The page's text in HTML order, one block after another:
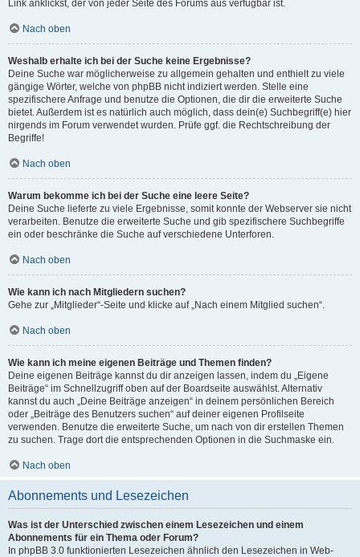
Link anklickst, der von jeder Seite des Forums aus verfügbar ist.
Nach oben
Weshalb erhalte ich bei der Suche keine Ergebnisse?
Deine Suche war möglicherweise zu allgemein gehalten und enthielt zu viele
gängige Wörter, welche von phpBB nicht indiziert werden. Stelle eine
spezifischere Anfrage und benutze die Optionen, die dir die erweiterte Suche
bietet. Außerdem ist es natürlich auch möglich, dass dein(e) Suchbegriff(e) hier
nirgends im Forum verwendet wurden. Prüfe ggf. die Rechtschreibung der
Begriffe!
Nach oben
Warum bekomme ich bei der Suche eine leere Seite?
Deine Suche lieferte zu viele Ergebnisse, somit konnte der Webserver sie nicht
verarbeiten. Benutze die erweiterte Suche und gib spezifischere Suchbegriffe
ein oder beschränke die Suche auf verschiedene Unterforen.
Nach oben
Wie kann ich nach Mitgliedern suchen?
Gehe zur „Mitglieder“-Seite und klicke auf „Nach einem Mitglied suchen“.
Nach oben
Wie kann ich meine eigenen Beiträge und Themen finden?
Deine eigenen Beiträge kannst du dir anzeigen lassen, indem du „Eigene
Beiträge“ im Schnellzugriff oben auf der Boardseite auswählst. Alternativ
kannst du auch „Deine Beiträge anzeigen“ in deinem persönlichen Bereich
oder „Beiträge des Benutzers suchen“ auf deiner eigenen Profilseite
verwenden. Benutze die erweiterte Suche, um nach von dir erstellen Themen
zu suchen. Trage dort die entsprechenden Optionen in die Suchmaske ein.
Nach oben
Abonnements und Lesezeichen
Was ist der Unterschied zwischen einem Lesezeichen und einem
Abonnements für ein Thema oder Forum?
In phpBB 3.0 funktionierten Lesezeichen ähnlich den Lesezeichen in Web-